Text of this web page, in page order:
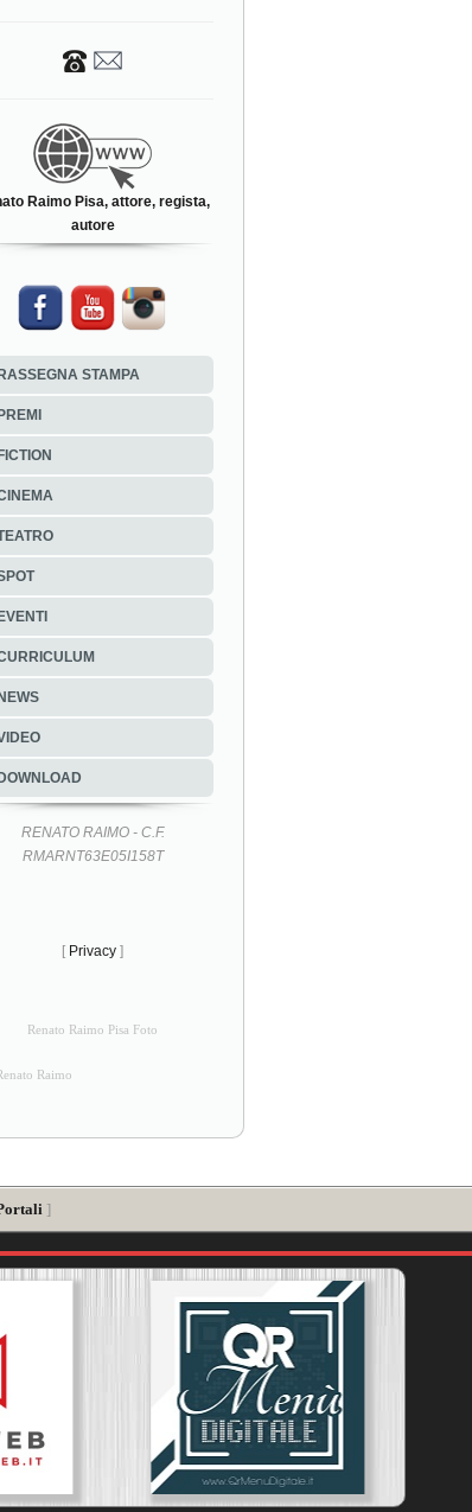
Raimo Pisa, attore, regista,
autore
STAMPA
RENATO RAIMO - C.F.
RMARNT63E05I158T
[ Privacy ]
Renato Raimo Pisa Foto
Raimo
]